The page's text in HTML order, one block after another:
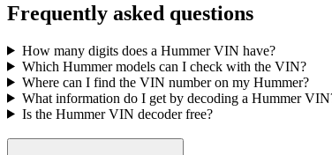
Frequently asked questions
How many digits does a Hummer VIN have?
Which Hummer models can I check with the VIN?
Where can I find the VIN number on my Hummer?
What information do I get by decoding a Hummer
Is the Hummer VIN decoder free?